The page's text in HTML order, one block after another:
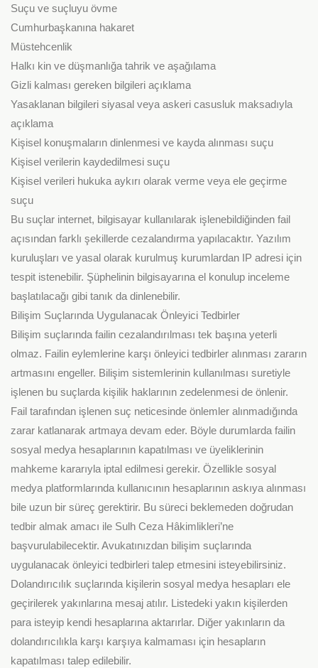
Suçu ve suçluyu övme
Cumhurbaşkanına hakaret
Müstehcenlik
Halkı kin ve düşmanlığa tahrik ve aşağılama
Gizli kalması gereken bilgileri açıklama
Yasaklanan bilgileri siyasal veya askeri casusluk maksadıyla
açıklama
Kişisel konuşmaların dinlenmesi ve kayda alınması suçu
Kişisel verilerin kaydedilmesi suçu
Kişisel verileri hukuka aykırı olarak verme veya ele geçirme
suçu
Bu suçlar internet, bilgisayar kullanılarak işlenebildiğinden fail
açısından farklı şekillerde cezalandırma yapılacaktır. Yazılım
kuruluşları ve yasal olarak kurulmuş kurumlardan IP adresi için
tespit istenebilir. Şüphelinin bilgisayarına el konulup inceleme
başlatılacağı gibi tanık da dinlenebilir.
Bilişim Suçlarında Uygulanacak Önleyici Tedbirler
Bilişim suçlarında failin cezalandırılması tek başına yeterli
olmaz. Failin eylemlerine karşı önleyici tedbirler alınması zararın
artmasını engeller. Bilişim sistemlerinin kullanılması suretiyle
işlenen bu suçlarda kişilik haklarının zedelenmesi de önlenir.
Fail tarafından işlenen suç neticesinde önlemler alınmadığında
zarar katlanarak artmaya devam eder. Böyle durumlarda failin
sosyal medya hesaplarının kapatılması ve üyeliklerinin
mahkeme kararıyla iptal edilmesi gerekir. Özellikle sosyal
medya platformlarında kullanıcının hesaplarının askıya alınması
bile uzun bir süreç gerektirir. Bu süreci beklemeden doğrudan
tedbir almak amacı ile Sulh Ceza Hâkimlikleri’ne
başvurulabilecektir. Avukatınızdan bilişim suçlarında
uygulanacak önleyici tedbirleri talep etmesini isteyebilirsiniz.
Dolandırıcılık suçlarında kişilerin sosyal medya hesapları ele
geçirilerek yakınlarına mesaj atılır. Listedeki yakın kişilerden
para isteyip kendi hesaplarına aktarırlar. Diğer yakınların da
dolandırıcılıkla karşı karşıya kalmaması için hesapların
kapatılması talep edilebilir.